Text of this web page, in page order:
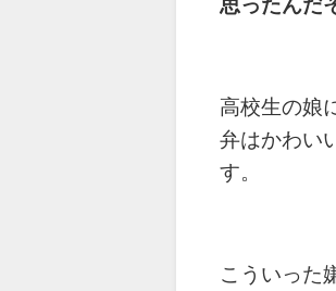
思ったんだ
高校生の娘
弁はかわい
す。
こういった